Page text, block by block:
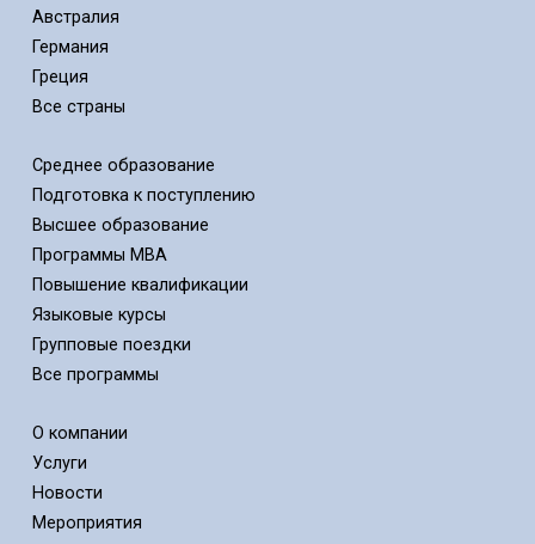
Австралия
Германия
Греция
Все страны
Среднее образование
Подготовка к поступлению
Высшее образование
Программы MBA
Повышение квалификации
Языковые курсы
Групповые поездки
Все программы
О компании
Услуги
Новости
Мероприятия